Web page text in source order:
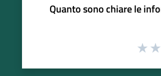
Quanto sono chiare le